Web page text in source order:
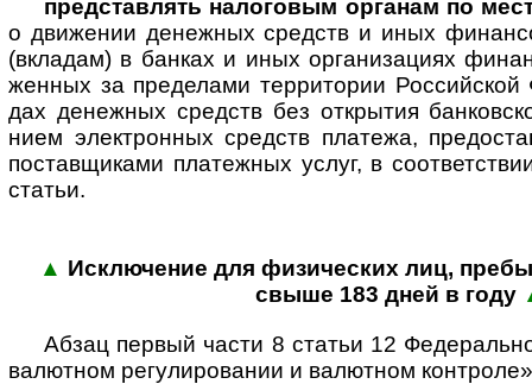
представлять налоговым органам по
о дви­же­нии денеж­ных средств и иных
(вкла­дам) в бан­ках и иных орга­ни­за­циях
жен­ных за пре­де­лами тер­ри­то­рии
дах денеж­ных средств без откры­тия
нием элект­рон­ных средств пла­тежа,
постав­щи­ками пла­теж­ных услуг, в
статьи.
▲ Исключение для физи­чес­ких лиц,
свыше 183 дней в году
Абзац первый части 8 статьи 12
валют­ном регу­ли­ро­ва­нии и валют­ном